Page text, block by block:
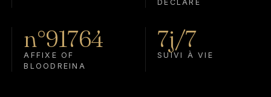
DÉCLARÉ
n°91764
AFFIXE OF
BLOODREINA
7j/7
SUIVI À VIE